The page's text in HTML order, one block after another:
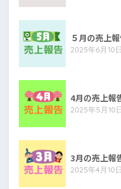
５月の売上
2025年6月10日
4月の売上報
2025年5月10
3月の売上報
2025年4月10日